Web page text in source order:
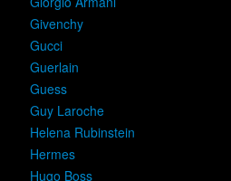
Givenchy
Gucci
Guerlain
Guess
Guy Laroche
Helena Rubinstein
Hermes
Hugo Boss